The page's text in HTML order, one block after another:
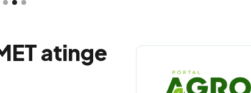
atinge